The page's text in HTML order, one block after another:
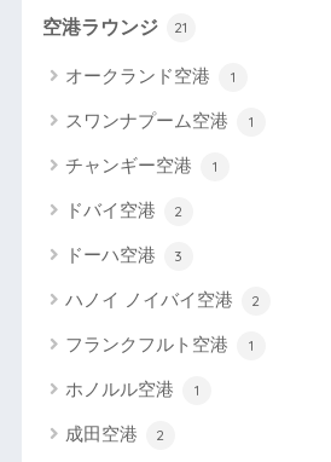
空港ラウンジ 21
オークランド空港 1
スワンナプーム空港 1
チャンギー空港 1
ドバイ空港 2
ドーハ空港 3
ハノイ ノイバイ空港 2
フランクフルト空港 1
ホノルル空港 1
成田空港 2